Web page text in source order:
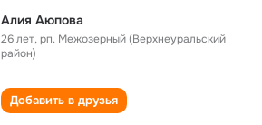
Алия Аюпова
26 лет,рп. Межозерный (Верхнеуральский
район)
Добавить в друзья